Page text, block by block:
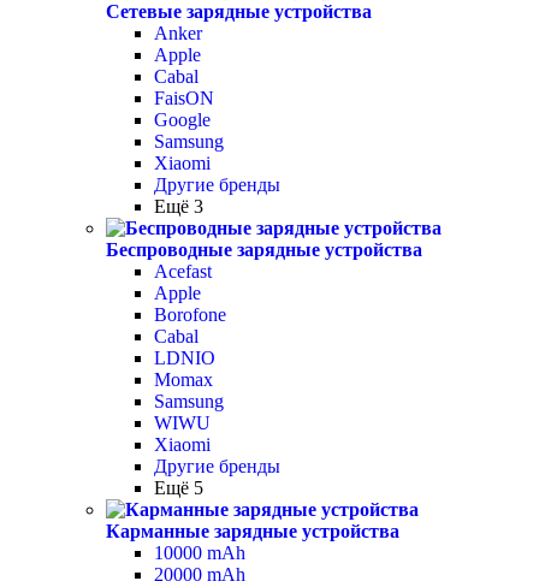
Сетевые зарядные устройства
Anker
Apple
Cabal
FaisON
Google
Samsung
Xiaomi
Другие бренды
Ещё 3
Беспроводные зарядные устройства
Acefast
Apple
Borofone
Cabal
LDNIO
Momax
Samsung
WIWU
Xiaomi
Другие бренды
Ещё 5
Карманные зарядные устройства
10000 mAh
20000 mAh